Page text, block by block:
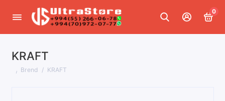
0
KRAFT
Brend KRAFT